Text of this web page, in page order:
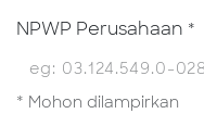
NPWP Perusahaan *
* Mohon dilampirkan